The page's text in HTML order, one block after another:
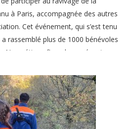
à Paris, accompagnée des autres
Cet événement, qui s’est tenu
rassemblé plus de 1000 bénévoles
Nous étions fiers de représenter
les Champs Élysées. Participer à
est pour nous un acte fort. Il
attachement aux valeurs de
de mémoire qui